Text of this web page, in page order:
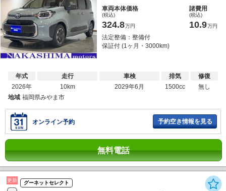
車両本体価格
(税込)
324.8万円
諸費用
(税込)
10.9万円
法定整備：整備付
保証付 (1ヶ月・3000km)
年式
2026年
走行
10km
車検
2029年6月
排気
1500cc
修復
無し
地域 福岡県みやま市
オンライン予約 予約空き情報を見る
無料電話
更新 グーネットセレクト